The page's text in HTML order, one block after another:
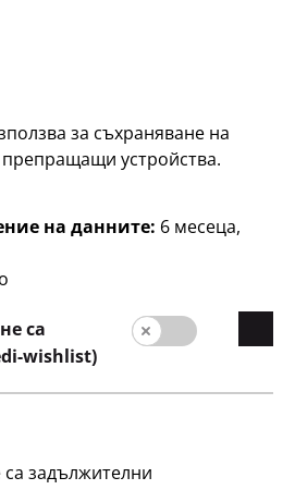
за съхраняване на
устройства.
на данните: 6 месеца,
са
wishlist)
са задължителни